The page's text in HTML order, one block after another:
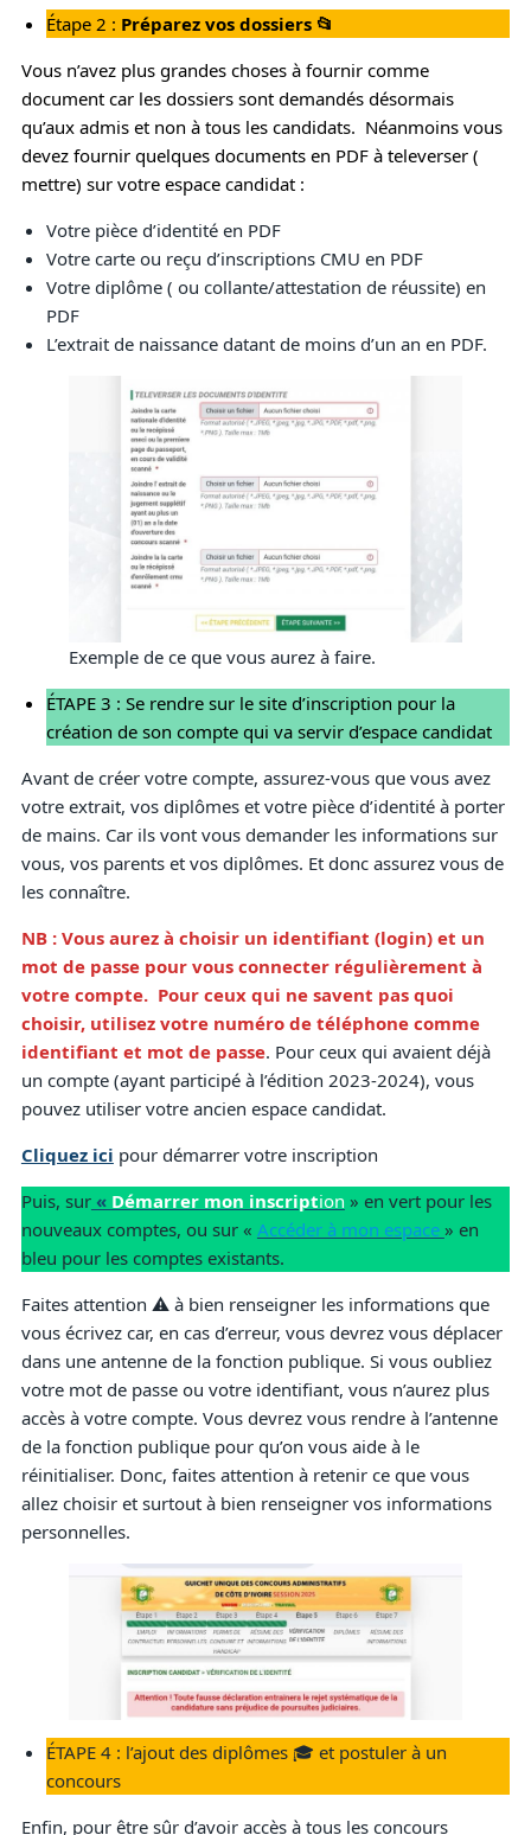
Étape 2 : Préparez vos dossiers 📂
Vous n’avez plus grandes choses à fournir comme
document car les dossiers sont demandés désormais
qu’aux admis et non à tous les candidats. Néanmoins vous
devez fournir quelques documents en PDF à televerser (
mettre) sur votre espace candidat :
Votre pièce d’identité en PDF
Votre carte ou reçu d’inscriptions CMU en PDF
Votre diplôme ( ou collante/attestation de réussite) en
PDF
L’extrait de naissance datant de moins d’un an en PDF.
Exemple de ce que vous aurez à faire.
ÉTAPE 3 : Se rendre sur le site d’inscription pour la
création de son compte qui va servir d’espace candidat
Avant de créer votre compte, assurez-vous que vous avez
votre extrait, vos diplômes et votre pièce d’identité à porter
de mains. Car ils vont vous demander les informations sur
vous, vos parents et vos diplômes. Et donc assurez vous de
les connaître.
NB : Vous aurez à choisir un identifiant (login) et un
mot de passe pour vous connecter régulièrement à
votre compte. Pour ceux qui ne savent pas quoi
choisir, utilisez votre numéro de téléphone comme
identifiant et mot de passe. Pour ceux qui avaient déjà
un compte (ayant participé à l’édition 2023-2024), vous
pouvez utiliser votre ancien espace candidat.
Cliquez ici pour démarrer votre inscription
Puis, sur« Démarrer mon inscription » en vert pour les
nouveaux comptes, ou sur « Accéder à mon espace » en
bleu pour les comptes existants.
Faites attention ⚠️ à bien renseigner les informations que
vous écrivez car, en cas d’erreur, vous devrez vous déplacer
dans une antenne de la fonction publique. Si vous oubliez
votre mot de passe ou votre identifiant, vous n’aurez plus
accès à votre compte. Vous devrez vous rendre à l’antenne
de la fonction publique pour qu’on vous aide à le
réinitialiser. Donc, faites attention à retenir ce que vous
allez choisir et surtout à bien renseigner vos informations
personnelles.
ÉTAPE 4 : l’ajout des diplômes 🎓 et postuler à un
concours
Enfin, pour être sûr d’avoir accès à tous les concours